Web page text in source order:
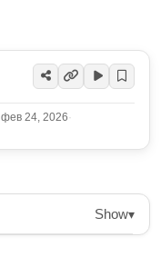
фев 24, 2026·
Show▾